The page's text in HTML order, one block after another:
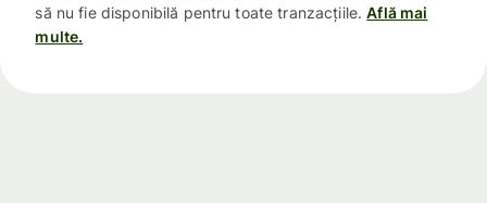
să nu fie disponibilă pentru toate tranzacțiile. Află mai
multe.